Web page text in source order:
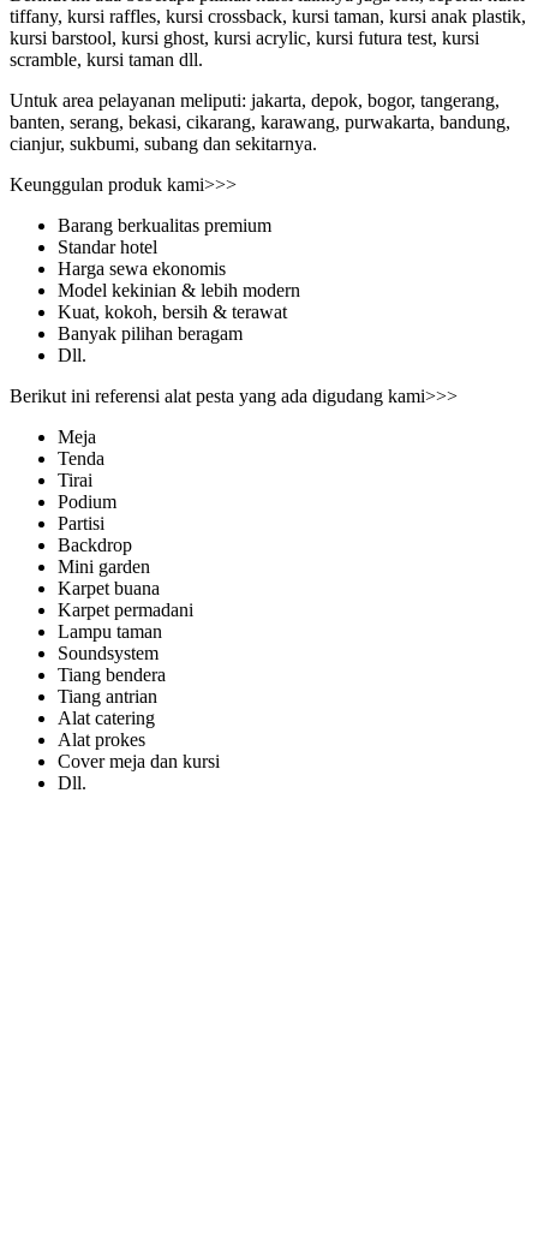
tiffany, kursi raffles, kursi crossback, kursi taman, kursi anak plastik,
kursi barstool, kursi ghost, kursi acrylic, kursi futura test, kursi
scramble, kursi taman dll.
Untuk area pelayanan meliputi: jakarta, depok, bogor, tangerang,
banten, serang, bekasi, cikarang, karawang, purwakarta, bandung,
cianjur, sukbumi, subang dan sekitarnya.
Keunggulan produk kami>>>
Barang berkualitas premium
Standar hotel
Harga sewa ekonomis
Model kekinian & lebih modern
Kuat, kokoh, bersih & terawat
Banyak pilihan beragam
Dll.
Berikut ini referensi alat pesta yang ada digudang kami>>>
Meja
Tenda
Tirai
Podium
Partisi
Backdrop
Mini garden
Karpet buana
Karpet permadani
Lampu taman
Soundsystem
Tiang bendera
Tiang antrian
Alat catering
Alat prokes
Cover meja dan kursi
Dll.